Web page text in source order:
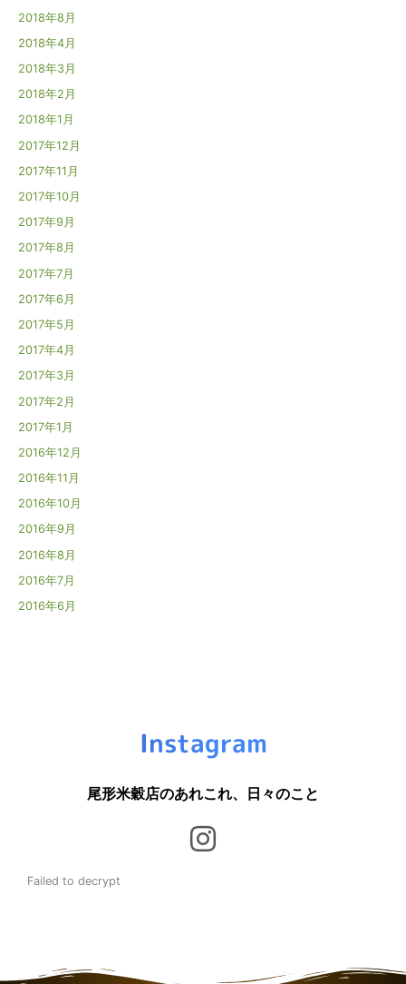
2018年8月
2018年4月
2018年3月
2018年2月
2018年1月
2017年12月
2017年11月
2017年10月
2017年9月
2017年8月
2017年7月
2017年6月
2017年5月
2017年4月
2017年3月
2017年2月
2017年1月
2016年12月
2016年11月
2016年10月
2016年9月
2016年8月
2016年7月
2016年6月
Instagram
尾形米穀店のあれこれ、日々のこと
Failed to decrypt